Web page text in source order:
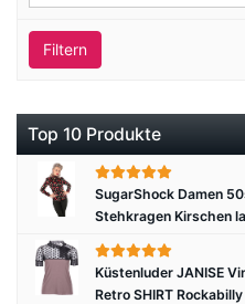
Filtern
Top 10 Produkte
SugarShock Damen
Stehkragen Kirschen
Küstenluder JANISE
Retro SHIRT Rockabilly